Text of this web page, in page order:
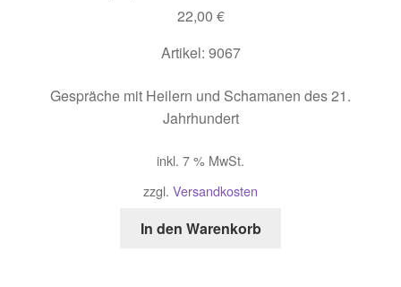
22,00 €
Artikel: 9067
Gespräche mit Heilern und Schamanen des 21.
Jahrhundert
inkl. 7 % MwSt.
zzgl. Versandkosten
In den Warenkorb